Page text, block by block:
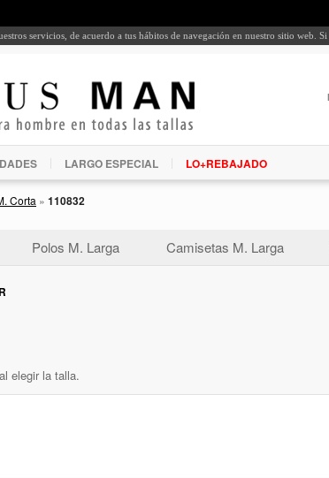
servicios, de acuerdo a tus hábitos de navegación en nuestro sitio web.
LARGO ESPECIAL LO+REBAJADO
Corta » 110832
Polos M. Larga Camisetas M. Larga
elegir la talla.